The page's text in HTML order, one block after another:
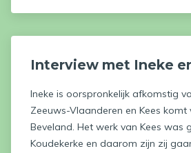
Interview met Ineke
Ineke is oorspronkelijk afkomstig
Zeeuws-Vlaanderen en Kees
Beveland. Het werk van Kees was
Koudekerke en daarom zijn zij